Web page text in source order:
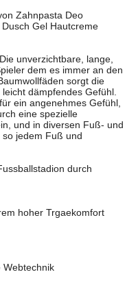
Zahnpasta Deo
Gel Hautcreme
unverzichtbare, lange,
dem es immer an den
sorgt die
dämpfendes Gefühl.
ein angenehmes Gefühl,
eine spezielle
und in diversen Fuß- und
jedem Fuß und
durch
hoher Trgaekomfort
Webtechnik